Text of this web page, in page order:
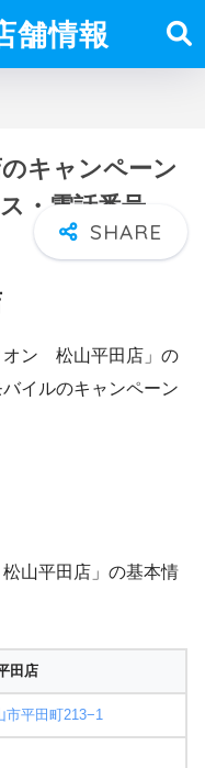
舗情報
キャンペーン
・電話番号
オン 松山平田店」の
イルのキャンペーン
山平田店」の基本情
田店
市平田町213−1